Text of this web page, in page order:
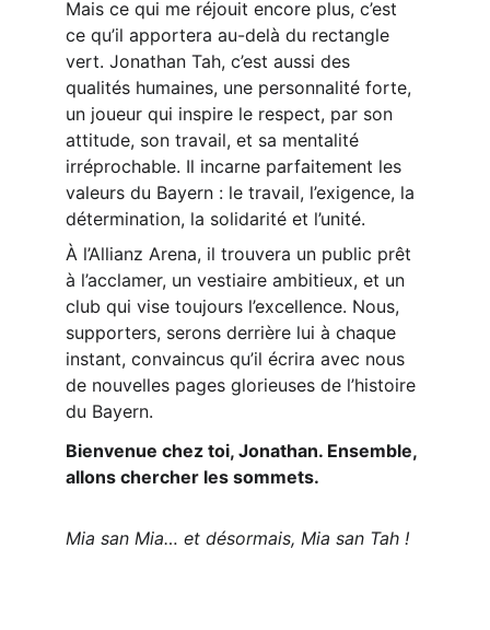
Mais ce qui me réjouit encore plus, c’est
ce qu’il apportera au-delà du rectangle
vert. Jonathan Tah, c’est aussi des
qualités humaines, une personnalité forte,
un joueur qui inspire le respect, par son
attitude, son travail, et sa mentalité
irréprochable. Il incarne parfaitement les
valeurs du Bayern : le travail, l’exigence, la
détermination, la solidarité et l’unité.
À l’Allianz Arena, il trouvera un public prêt
à l’acclamer, un vestiaire ambitieux, et un
club qui vise toujours l’excellence. Nous,
supporters, serons derrière lui à chaque
instant, convaincus qu’il écrira avec nous
de nouvelles pages glorieuses de l’histoire
du Bayern.
Bienvenue chez toi, Jonathan. Ensemble,
allons chercher les sommets.
Mia san Mia… et désormais, Mia san Tah !